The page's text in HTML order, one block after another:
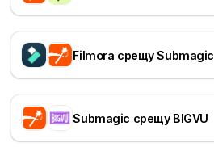
Filmora срещу Submagic
Submagic срещу BIGVU